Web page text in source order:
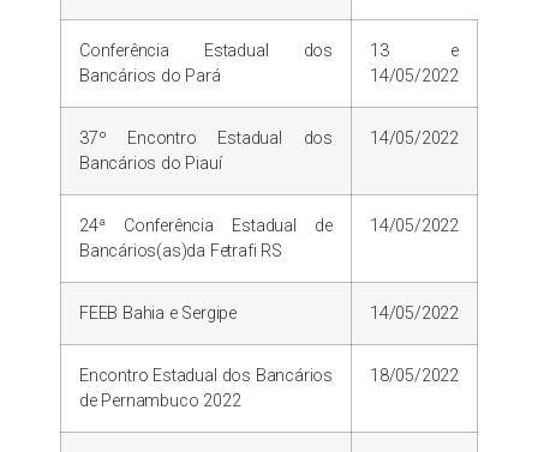
Conferência Estadual dos
Bancários do Pará
13 e
14/05/2022
37º Encontro Estadual dos
Bancários do Piauí
14/05/2022
24ª Conferência Estadual de
Bancários(as)da Fetrafi RS
14/05/2022
FEEB Bahia e Sergipe 14/05/2022
Encontro Estadual dos Bancários
de Pernambuco 2022
18/05/2022